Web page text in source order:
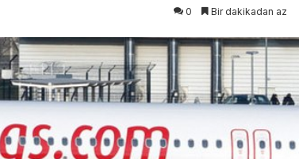
0 Bir dakikadan az